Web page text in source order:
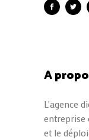
A
L'agence
entreprise
et le